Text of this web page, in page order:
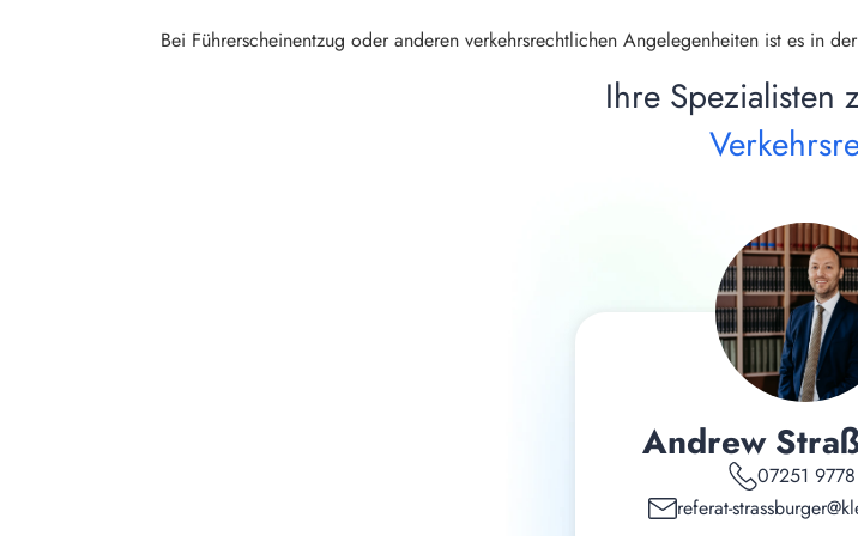
Bei Führerscheinentzug oder anderen verkehrsrechtlichen Angelegenheiten ist es in
Ihre Spezialisten
Andrew
07251 9778
referat-